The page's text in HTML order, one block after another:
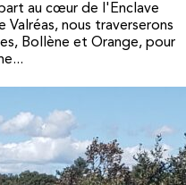
au cœur de l'Enclave
nous traverserons
Bollène et Orange, pour